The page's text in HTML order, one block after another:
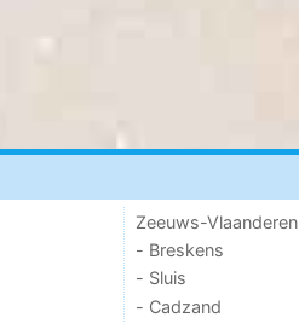
Zeeuws-Vlaanderen
- Breskens
- Sluis
- Cadzand